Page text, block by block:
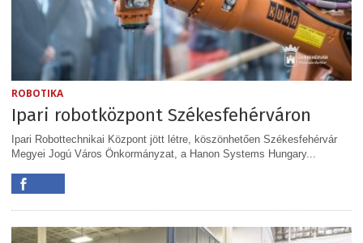
ROBOTIKA
Ipari robotközpont Székesfehérváron
Ipari Robottechnikai Központ jött létre, köszönhetően Székesfehérvár
Megyei Jogú Város Önkormányzat, a Hanon Systems Hungary...